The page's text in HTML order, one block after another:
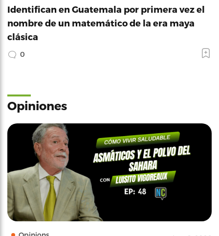
Identifican en Guatemala por primera vez el
nombre de un matemático de la era maya
clásica
0
Opiniones